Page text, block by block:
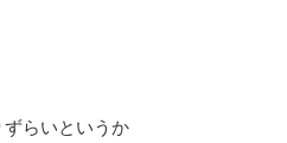
らいというか